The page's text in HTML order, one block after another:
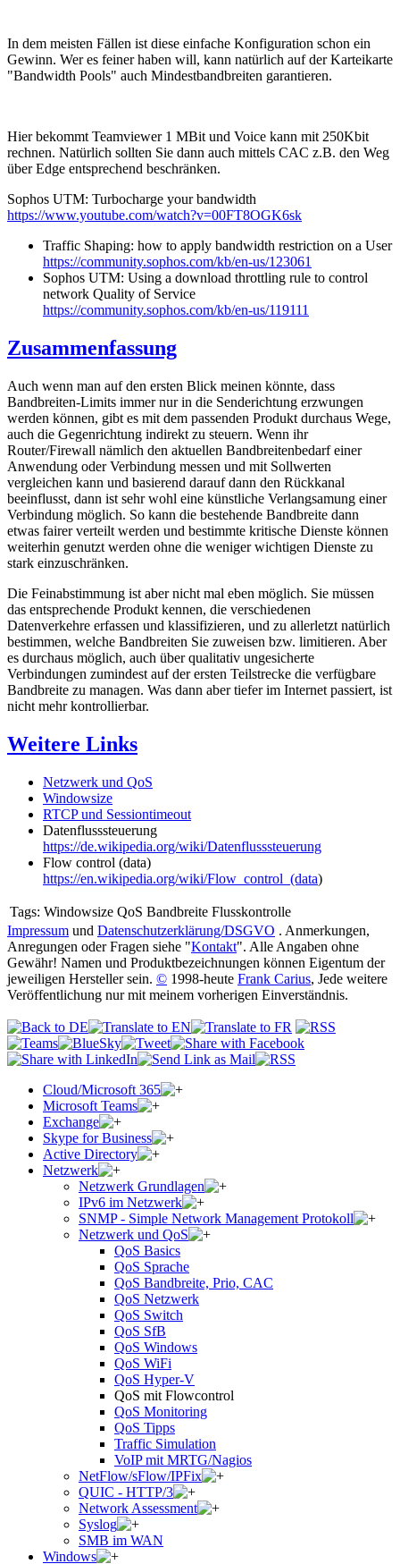
In dem meisten Fällen ist diese einfache Konfiguration schon ein
Gewinn. Wer es feiner haben will, kann natürlich auf der Karteikarte
"Bandwidth Pools" auch Mindestbandbreiten garantieren.
Hier bekommt Teamviewer 1 MBit und Voice kann mit 250Kbit
rechnen. Natürlich sollten Sie dann auch mittels CAC z.B. den Weg
über Edge entsprechend beschränken.
Sophos UTM: Turbocharge your bandwidth
https://www.youtube.com/watch?v=00FT8OGK6sk
Traffic Shaping: how to apply bandwidth restriction on a User
https://community.sophos.com/kb/en-us/123061
Sophos UTM: Using a download throttling rule to control
network Quality of Service
https://community.sophos.com/kb/en-us/119111
Zusammenfassung
Auch wenn man auf den ersten Blick meinen könnte, dass
Bandbreiten-Limits immer nur in die Senderichtung erzwungen
werden können, gibt es mit dem passenden Produkt durchaus Wege,
auch die Gegenrichtung indirekt zu steuern. Wenn ihr
Router/Firewall nämlich den aktuellen Bandbreitenbedarf einer
Anwendung oder Verbindung messen und mit Sollwerten
vergleichen kann und basierend darauf dann den Rückkanal
beeinflusst, dann ist sehr wohl eine künstliche Verlangsamung einer
Verbindung möglich. So kann die bestehende Bandbreite dann
etwas fairer verteilt werden und bestimmte kritische Dienste können
weiterhin genutzt werden ohne die weniger wichtigen Dienste zu
stark einzuschränken.
Die Feinabstimmung ist aber nicht mal eben möglich. Sie müssen
das entsprechende Produkt kennen, die verschiedenen
Datenverkehre erfassen und klassifizieren, und zu allerletzt natürlich
bestimmen, welche Bandbreiten Sie zuweisen bzw. limitieren. Aber
es durchaus möglich, auch über qualitativ ungesicherte
Verbindungen zumindest auf der ersten Teilstrecke die verfügbare
Bandbreite zu managen. Was dann aber tiefer im Internet passiert, ist
nicht mehr kontrollierbar.
Weitere Links
Netzwerk und QoS
Windowsize
RTCP und Sessiontimeout
Datenflusssteuerung
https://de.wikipedia.org/wiki/Datenflusssteuerung
Flow control (data)
https://en.wikipedia.org/wiki/Flow_control_(data)
Tags: Windowsize QoS Bandbreite Flusskontrolle
Impressum und Datenschutzerklärung/DSGVO . Anmerkungen,
Anregungen oder Fragen siehe "Kontakt". Alle Angaben ohne
Gewähr! Namen und Produktbezeichnungen können Eigentum der
jeweiligen Hersteller sein. © 1998-heute Frank Carius, Jede weitere
Veröffentlichung nur mit meinem vorherigen Einverständnis.
Cloud/Microsoft 365
Microsoft Teams
Exchange
Skype for Business
Active Directory
Netzwerk
Netzwerk Grundlagen
IPv6 im Netzwerk
SNMP - Simple Network Management Protokoll
Netzwerk und QoS
QoS Basics
QoS Sprache
QoS Bandbreite, Prio, CAC
QoS Netzwerk
QoS Switch
QoS SfB
QoS Windows
QoS WiFi
QoS Hyper-V
QoS mit Flowcontrol
QoS Monitoring
QoS Tipps
Traffic Simulation
VoIP mit MRTG/Nagios
NetFlow/sFlow/IPFix
QUIC - HTTP/3
Network Assessment
Syslog
SMB im WAN
Windows